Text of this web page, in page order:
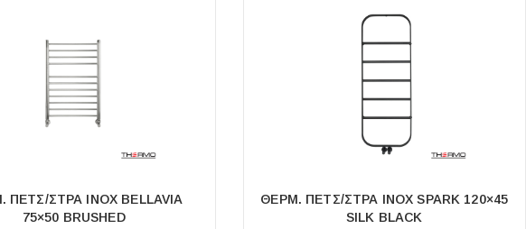
ΠΕΤΣ/ΣΤΡΑ INOX BELLAVIA
75×50 BRUSHED
ΘΕΡΜ. ΠΕΤΣ/ΣΤΡΑ INOX SPARK 120×45
SILK BLACK